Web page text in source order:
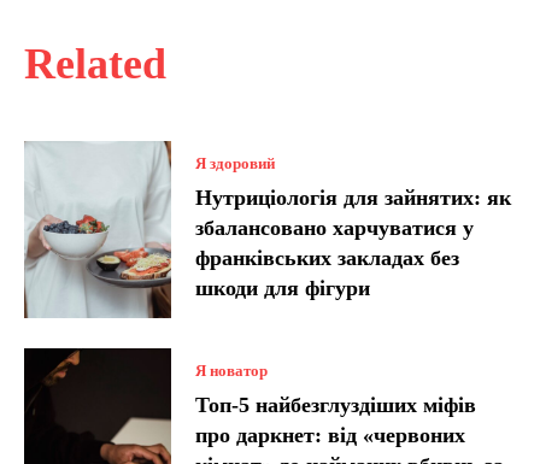
Related
Я здоровий
Нутриціологія для зайнятих: як
збалансовано харчуватися у
франківських закладах без
шкоди для фігури
Я новатор
Топ-5 найбезглуздіших міфів
про даркнет: від «червоних